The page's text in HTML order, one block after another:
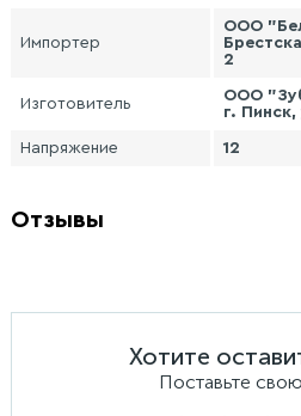
Импортер
ООО
2
Изготовитель
ООО
г.
Напряжение 12
Отзывы
Хотите
Поставьте